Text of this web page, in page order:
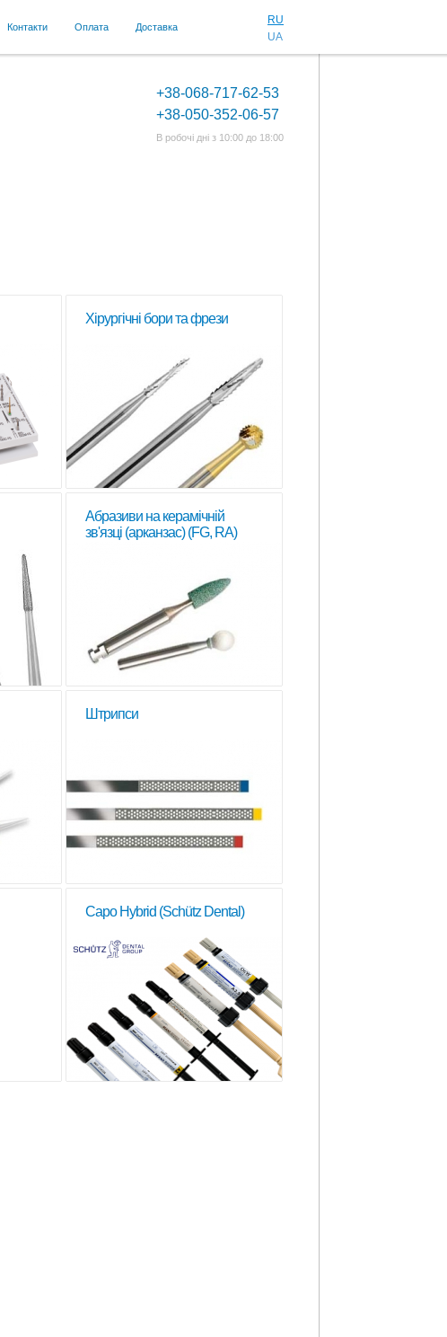
Контакти Оплата Доставка
RU
UA
+38-068-717-62-53
+38-050-352-06-57
В робочі дні з 10:00 до 18:00
Хірургічні бори та фрези
Абразиви на керамічній
зв'язці (арканзас) (FG, RA)
Штрипси
Capo Hybrid (Schütz Dental)